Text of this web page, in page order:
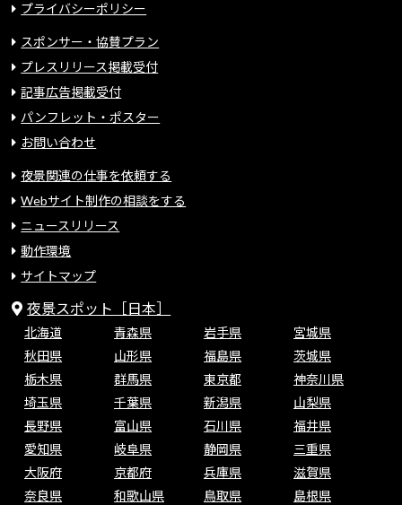
プライバシーポリシー
スポンサー・協賛プラン
プレスリリース掲載受付
記事広告掲載受付
パンフレット・ポスター
お問い合わせ
夜景関連の仕事を依頼する
Webサイト制作の相談をする
ニュースリリース
動作環境
サイトマップ
夜景スポット［日本］
北海道 青森県 岩手県
宮城県
秋田県
山形県 福島県
茨城県
栃木県
群馬県 東京都
神奈川県
埼玉県
千葉県 新潟県
山梨県
長野県
富山県 石川県
福井県
愛知県
岐阜県 静岡県
三重県
大阪府
京都府 兵庫県
滋賀県
奈良県
和歌山県 鳥取県
島根県